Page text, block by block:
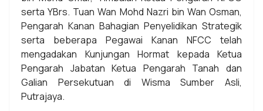
serta YBrs. Tuan Wan Mohd Nazri bin Wan Osman,
Pengarah Kanan Bahagian Penyelidikan Strategik
serta beberapa Pegawai Kanan NFCC telah
mengadakan Kunjungan Hormat kepada Ketua
Pengarah Jabatan Ketua Pengarah Tanah dan
Galian Persekutuan di Wisma Sumber Asli,
Putrajaya.